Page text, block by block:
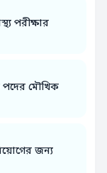
পরীক্ষার
পদের মৌখিক
জন্য